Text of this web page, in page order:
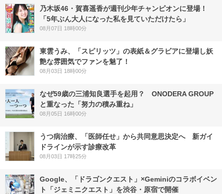
乃木坂46・賀喜遥香が週刊少年チャンピオンに登場！
「5年ぶん大人になった私を見ていただけたら」
08月07日 18時00分
東雲うみ、「スピリッツ」の表紙＆グラビアに登場し妖
艶な雰囲気でファンを魅了！
08月03日 18時00分
なぜ59歳の三浦知良選手を起用？ ONODERA GROUP
と重なった「努力の積み重ね」
08月05日 16時00分
うつ病治療、「医師任せ」から共同意思決定へ 新ガイ
ドラインが示す診療改革
08月03日 17時25分
Google、「ドラゴンクエスト」×Geminiのコラボイベン
ト「ジェミニクエスト」を渋谷・原宿で開催